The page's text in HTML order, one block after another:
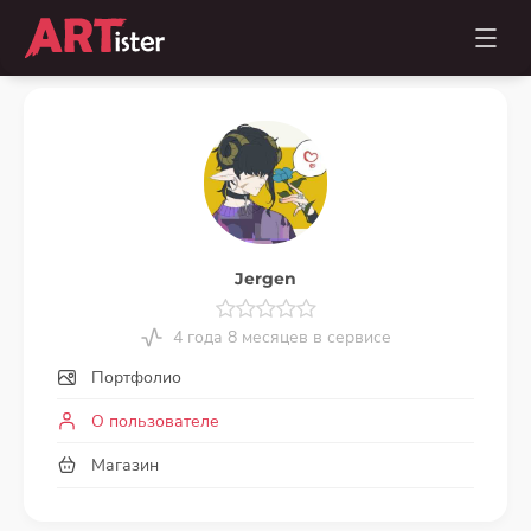
Jergen
4 года 8 месяцев в сервисе
Портфолио
О пользователе
Магазин